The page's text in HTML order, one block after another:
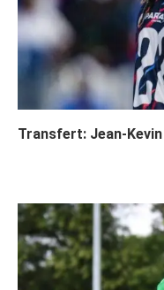
Transfert: Jean-